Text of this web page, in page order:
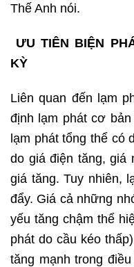
Thế Anh nói.
ƯU TIÊN BIỆN
KỲ
Liên quan đến lạm
định lạm phát cơ
lạm phát tổng thể có
do giá điện tăng, giá
giá tăng. Tuy nhiên,
đẩy. Giá cả những
yếu tăng chậm thể
phát do cầu kéo
tăng mạnh trong